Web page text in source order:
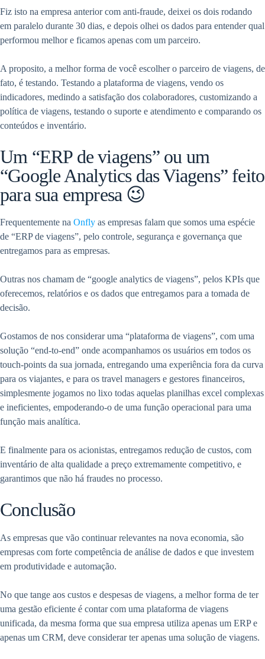
Fiz isto na empresa anterior com anti-fraude, deixei os dois rodando
em paralelo durante 30 dias, e depois olhei os dados para entender qual
performou melhor e ficamos apenas com um parceiro.
A proposito, a melhor forma de você escolher o parceiro de viagens, de
fato, é testando. Testando a plataforma de viagens, vendo os
indicadores, medindo a satisfação dos colaboradores, customizando a
política de viagens, testando o suporte e atendimento e comparando os
conteúdos e inventário.
Um “ERP de viagens” ou um
“Google Analytics das Viagens” feito
para sua empresa 😉
Frequentemente na Onfly as empresas falam que somos uma espécie
de “ERP de viagens”, pelo controle, segurança e governança que
entregamos para as empresas.
Outras nos chamam de “google analytics de viagens”, pelos KPIs que
oferecemos, relatórios e os dados que entregamos para a tomada de
decisão.
Gostamos de nos considerar uma “plataforma de viagens”, com uma
solução “end-to-end” onde acompanhamos os usuários em todos os
touch-points da sua jornada, entregando uma experiência fora da curva
para os viajantes, e para os travel managers e gestores financeiros,
simplesmente jogamos no lixo todas aquelas planilhas excel complexas
e ineficientes, empoderando-o de uma função operacional para uma
função mais analítica.
E finalmente para os acionistas, entregamos redução de custos, com
inventário de alta qualidade a preço extremamente competitivo, e
garantimos que não há fraudes no processo.
Conclusão
As empresas que vão continuar relevantes na nova economia, são
empresas com forte competência de análise de dados e que investem
em produtividade e automação.
No que tange aos custos e despesas de viagens, a melhor forma de ter
uma gestão eficiente é contar com uma plataforma de viagens
unificada, da mesma forma que sua empresa utiliza apenas um ERP e
apenas um CRM, deve considerar ter apenas uma solução de viagens.